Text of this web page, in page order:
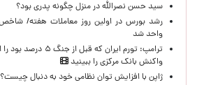
سید حسن نصرالله در منزل چگونه پدری بود؟
واحد شد
واکنش بانک مرکزی را ببینید
ژاپن با افزایش توان نظامی خود به دنبال چیست؟